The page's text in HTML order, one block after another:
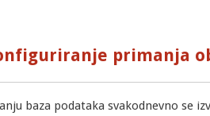
primanja
baza podataka svakodnevno se